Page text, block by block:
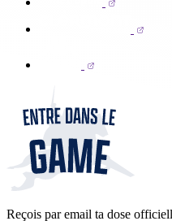
Reçois par email ta dose